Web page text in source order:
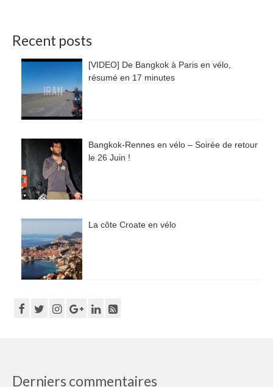
Recent posts
[VIDEO] De Bangkok à Paris en vélo,
résumé en 17 minutes
Bangkok-Rennes en vélo – Soirée de retour
le 26 Juin !
La côte Croate en vélo
Derniers commentaires